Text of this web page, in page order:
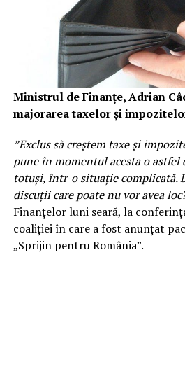
Ministrul de Finanţe, Adrian
majorarea taxelor şi
”Exclus să creştem taxe şi
pune în momentul acesta o astfel
totuşi, într-o situaţie complicată.
discuţii care poate nu vor avea
Finanţelor luni seară, la
coaliţiei în care a fost anunţat
„Sprijin pentru România”.